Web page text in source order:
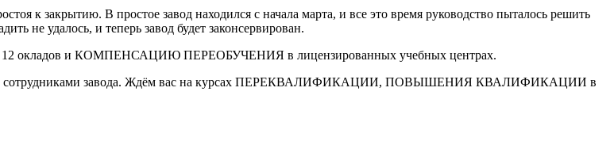
к закрытию. В простое завод находился с начала марта, и все это время руководство пыталось решить
не удалось, и теперь завод будет законсервирован.
12 окладов и КОМПЕНСАЦИЮ ПЕРЕОБУЧЕНИЯ в лицензированных учебных центрах.
сотрудниками завода. Ждём вас на курсах ПЕРЕКВАЛИФИКАЦИИ, ПОВЫШЕНИЯ КВАЛИФИКАЦИИ в